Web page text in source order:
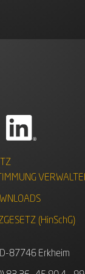
(HinSchG)
D-87746 Erkheim